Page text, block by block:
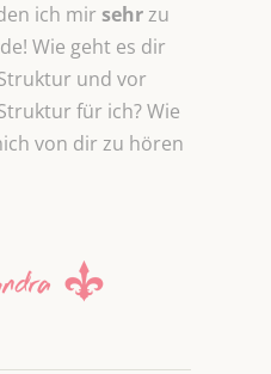
ich mirsehrzu
Wie geht es dir
und vor
für ich? Wie
von dir zu hören